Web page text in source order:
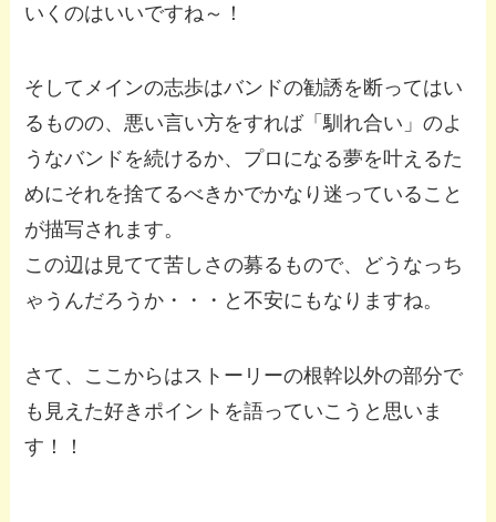
いくのはいいですね～！
そしてメインの志歩はバンドの勧誘を断ってはい
るものの、悪い言い方をすれば「馴れ合い」のよ
うなバンドを続けるか、プロになる夢を叶えるた
めにそれを捨てるべきかでかなり迷っていること
が描写されます。
この辺は見てて苦しさの募るもので、どうなっち
ゃうんだろうか・・・と不安にもなりますね。
さて、ここからはストーリーの根幹以外の部分で
も見えた好きポイントを語っていこうと思いま
す！！